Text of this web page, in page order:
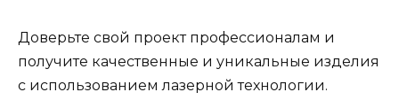
Доверьте свой проект профессионалам и
получите качественные и уникальные изделия
с использованием лазерной технологии.